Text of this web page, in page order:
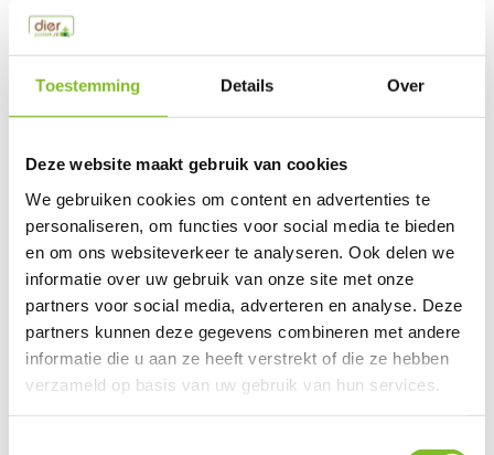
Toestemming Details Over
Deze website maakt gebruik van cookies
We gebruiken cookies om content en advertenties te
personaliseren, om functies voor social media te bieden
en om ons websiteverkeer te analyseren. Ook delen we
informatie over uw gebruik van onze site met onze
partners voor social media, adverteren en analyse. Deze
partners kunnen deze gegevens combineren met andere
informatie die u aan ze heeft verstrekt of die ze hebben
verzameld op basis van uw gebruik van hun services.
Productspecificaties
EAN 8718692582330
Do you have a question about this product?
Our employee is happy to help you find the right product
Send mail
This product is available in the following variants: